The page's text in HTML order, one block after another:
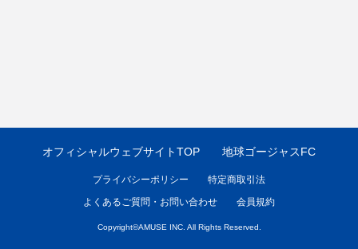
オフィシャルウェブサイトTOP 地球ゴージャスFC
プライバシーポリシー
特定商取引法
よくあるご質問・お問い合わせ
会員規約
Copyright©AMUSE INC. All Rights Reserved.